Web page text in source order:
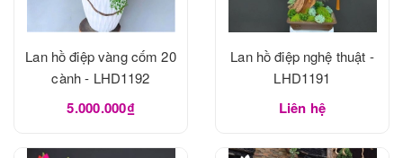
Lan hồ điệp vàng cốm 20
cành - LHD1192
5.000.000₫
Lan hồ điệp nghệ thuật -
LHD1191
Liên hệ